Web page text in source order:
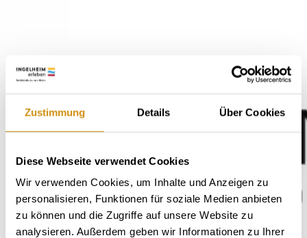
Zustimmung Details Über Cookies
Diese Webseite verwendet Cookies
Wir verwenden Cookies, um Inhalte und Anzeigen zu
personalisieren, Funktionen für soziale Medien anbieten
zu können und die Zugriffe auf unsere Website zu
analysieren. Außerdem geben wir Informationen zu Ihrer